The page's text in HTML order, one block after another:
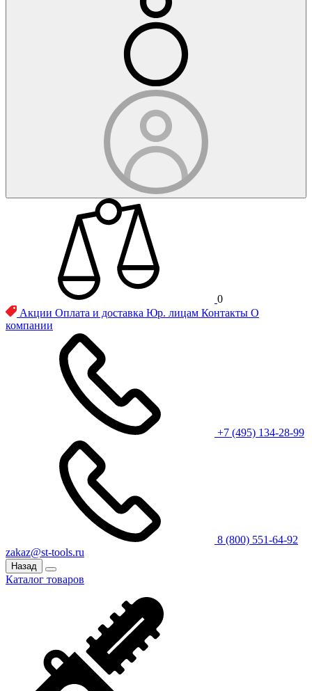
0
Акции Оплата и доставка Юр. лицам Контакты О
компании
+7 (495) 134-28-99
8 (800) 551-64-92
zakaz@st-tools.ru
Назад
Каталог товаров